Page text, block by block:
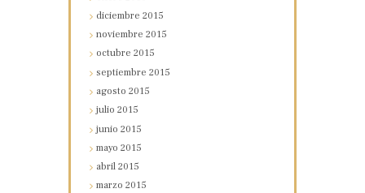
diciembre2015
noviembre2015
octubre2015
septiembre2015
agosto2015
julio2015
junio2015
mayo2015
abril2015
marzo2015